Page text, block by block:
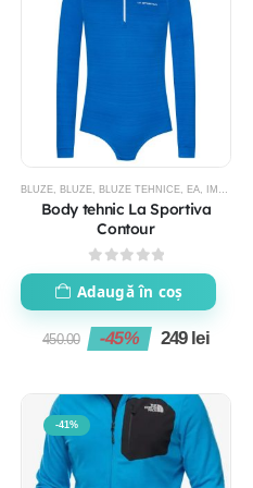
, EA, ESCALADA SI ALPINISM
BLUZE BLUZE BLUZE TEHNICE EA IMBRACAMINTE FEMEI
Body tehnic La Sportiva
Contour
0out of 5
Adaugă în coș
450.00 -45% 249 lei
-41%